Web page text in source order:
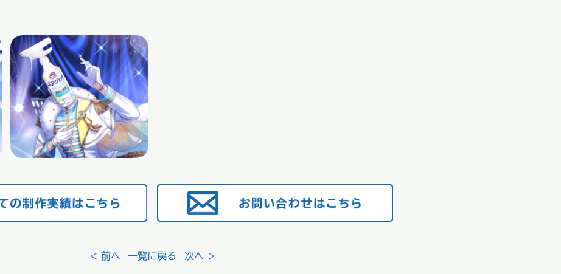
< 前へ 一覧に戻る 次へ >